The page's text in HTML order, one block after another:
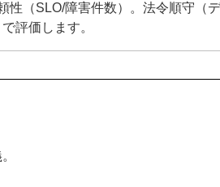
（SLO/障害件数）。法令順守（
評価します。